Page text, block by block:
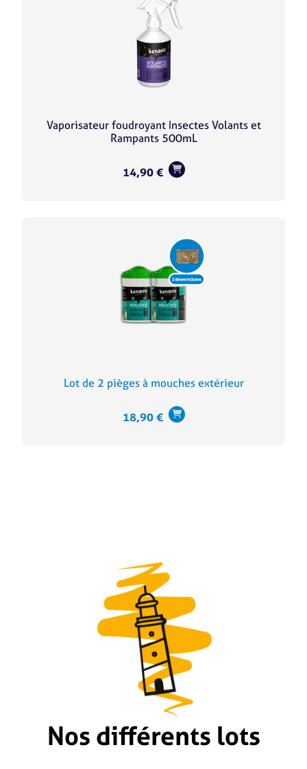
Vaporisateur foudroyant Insectes Volants et
Rampants 500mL
14,90€
Lot de 2 pièges à mouches extérieur
18,90€
Nos différents lots